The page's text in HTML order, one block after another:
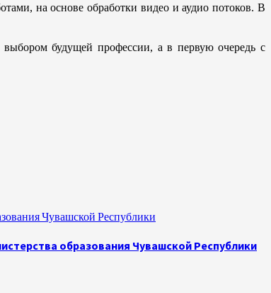
на основе обработки видео и аудио потоков. В
будущей профессии, а в первую очередь с
Чувашской Республики
образования Чувашской Республики